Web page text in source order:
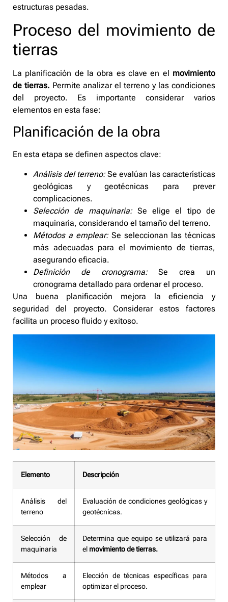
estructuras pesadas.
Proceso del movimiento de
tierras
La planificación de la obra es clave en el movimiento
de tierras. Permite analizar el terreno y las condiciones
del proyecto. Es importante considerar varios
elementos en esta fase:
Planificación de la obra
En esta etapa se definen aspectos clave:
Análisis del terreno:Se evalúan las características
geológicas y geotécnicas para prever
complicaciones.
Selección de maquinaria:Se elige el tipo de
maquinaria, considerando el tamaño del terreno.
Métodos a emplear:Se seleccionan las técnicas
más adecuadas para el movimiento de tierras,
asegurando eficacia.
Definición de cronograma:Se crea un
cronograma detallado para ordenar el proceso.
Una buena planificación mejora la eficiencia y
seguridad del proyecto. Considerar estos factores
facilita un proceso fluido y exitoso.
Elemento Descripción
Análisis del
terreno
Evaluación de condiciones geológicas y
geotécnicas.
Selección de
maquinaria
Determina que equipo se utilizará para
el movimiento de tierras.
Métodos a
emplear
Elección de técnicas específicas para
optimizar el proceso.